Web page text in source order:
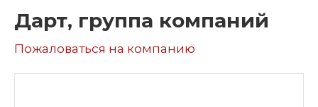
Дарт, группа компаний
Пожаловаться на компанию